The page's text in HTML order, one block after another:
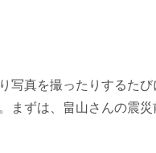
写真を撮ったりするた
まずは、畠山さんの震